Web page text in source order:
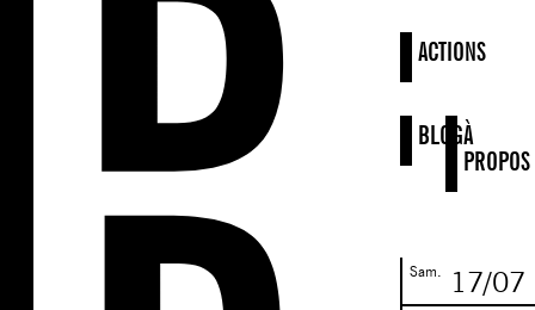
ACTIONS
BLOGÀ
PROPOS
Sam. 17/07